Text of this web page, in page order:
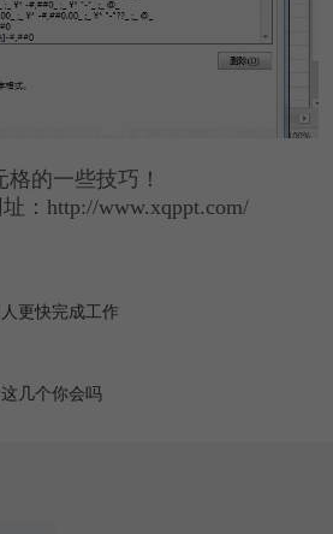
的一些技巧！
：http://www.xqppt.com/
更快完成工作
几个你会吗